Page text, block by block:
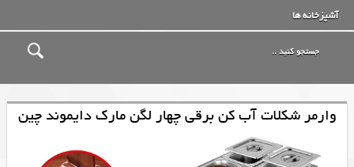
آشپزخانه ها
وارمر شکلات آب کن برقی چهار لگن مارک دایموند چین